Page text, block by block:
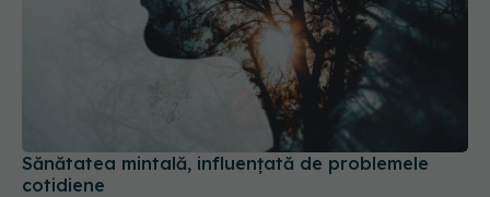
Sănătatea mintală, influențată de problemele
cotidiene